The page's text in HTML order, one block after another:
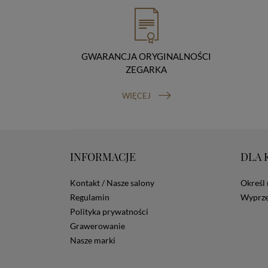
GWARANCJA ORYGINALNOŚCI
ZEGARKA
WIĘCEJ
INFORMACJE
Kontakt / Nasze salony
Regulamin
Polityka prywatności
Grawerowanie
Nasze marki
DLA
Określ